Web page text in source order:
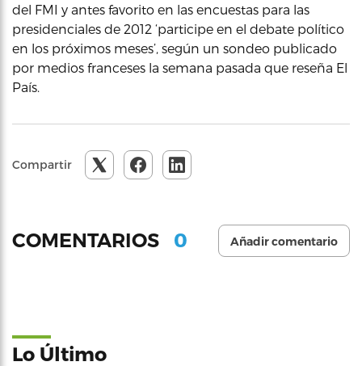
del FMI y antes favorito en las encuestas para las
presidenciales de 2012 ‘participe en el debate político
en los próximos meses’, según un sondeo publicado
por medios franceses la semana pasada que reseña El
País.
Compartir
COMENTARIOS 0 Añadir comentario
Lo Último